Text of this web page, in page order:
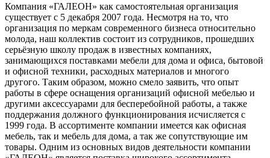
Компания «ГАЛЕОН» как самостоятельная организация
существует с 5 декабря 2007 года. Несмотря на то, что
организация по меркам современного бизнеса относительно
молода, наш коллектив состоит из сотрудников, прошедших
серьёзную школу продаж в известных компаниях,
занимающихся поставками мебели для дома и офиса, бытовой
и офисной техники, расходных материалов и многого
другого. Таким образом, можно смело заявить, что опыт
работы в сфере оснащения организаций офисной мебелью и
другими аксессуарами для бесперебойной работы, а также
поддержания должного функционирования исчисляется с
1999 года. В ассортименте компании имеется как офисная
мебель, так и мебель для дома, а так же сопутствующие им
товары. Одним из основных видов деятельности компании